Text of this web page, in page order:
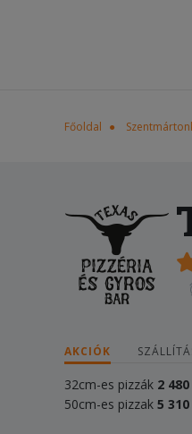
Főoldal
AKCIÓK
32cm-es pizzák 2 48
50cm-es pizzak 5